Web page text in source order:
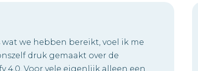
we hebben bereikt, voel ik me
druk gemaakt over de
Voor vele eigenlijk alleen een